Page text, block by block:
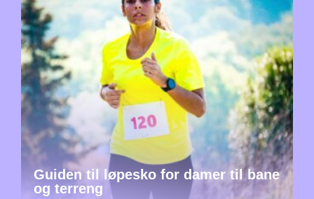
Guiden til løpesko for damer til bane
og terreng